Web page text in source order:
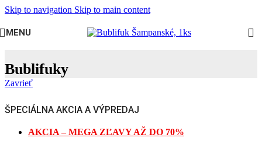
Skip to navigation Skip to main content
MENU
Bublifuky
Zavrieť
ŠPECIÁLNA AKCIA A VÝPREDAJ
AKCIA – MEGA ZĽAVY AŽ DO 70%